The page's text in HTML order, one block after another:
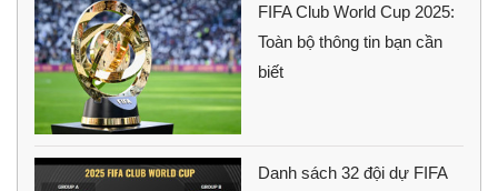
FIFA Club World Cup 2025:
Toàn bộ thông tin bạn cần
biết
Danh sách 32 đội dự FIFA